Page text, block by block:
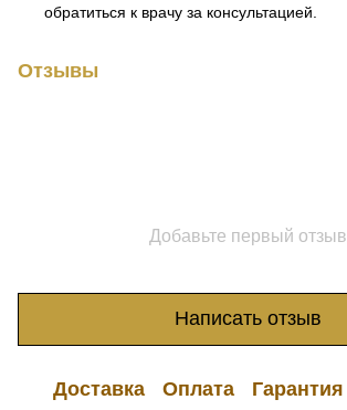
обратиться к врачу за консультацией.
Отзывы
Добавьте первый отзыв
Написать отзыв
Доставка Оплата Гарантия